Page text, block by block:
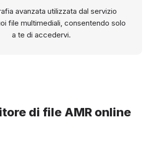
avanzata utilizzata dal servizio
file multimediali, consentendo solo
a te di accedervi.
di file AMR online